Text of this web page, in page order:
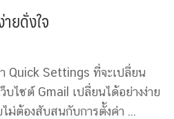
ยดั่งใจ
Quick Settings ที่จะเปลี่ยน
ไซต์ Gmail เปลี่ยนได้อย่างง่าย
ไม่ต้องสับสนกับการตั้งค่า ...